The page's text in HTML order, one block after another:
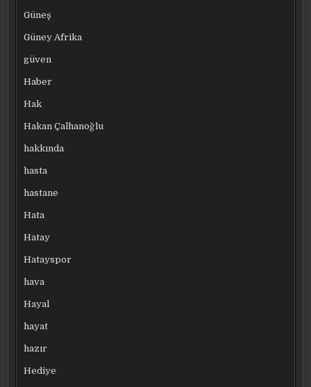
Güneş
Güney Afrika
güven
Haber
Hak
Hakan Çalhanoğlu
hakkında
hasta
hastane
Hata
Hatay
Hatayspor
hava
Hayal
hayat
hazır
Hediye